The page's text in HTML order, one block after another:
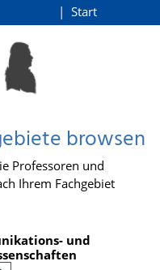
Start
browsen
Professoren und
Ihrem Fachgebiet
und